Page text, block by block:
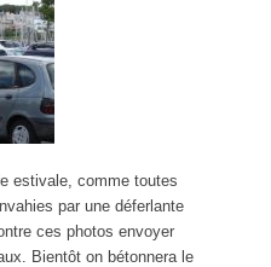
estivale, comme toutes
par une déferlante
ces photos envoyer
Bientôt on bétonnera le